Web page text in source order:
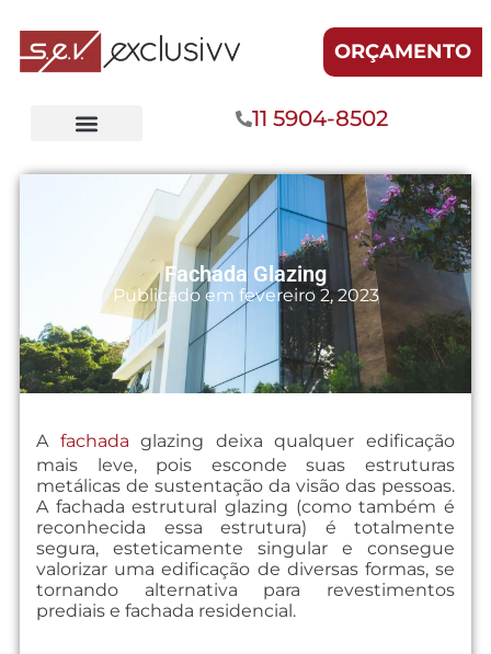
ORÇAMENTO
11 5904-8502
Fachada Glazing
Publicado em fevereiro 2, 2023
A fachada glazing deixa qualquer edificação
mais leve, pois esconde suas estruturas
metálicas de sustentação da visão das pessoas.
A fachada estrutural glazing (como também é
reconhecida essa estrutura) é totalmente
segura, esteticamente singular e consegue
valorizar uma edificação de diversas formas, se
tornando alternativa para revestimentos
prediais e fachada residencial.